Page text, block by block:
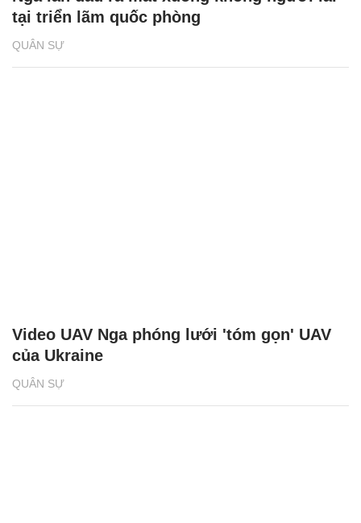
QUÂN SỰ
tại triển lãm quốc phòng
QUÂN SỰ
Video UAV Nga phóng lưới 'tóm gọn' UAV
của Ukraine